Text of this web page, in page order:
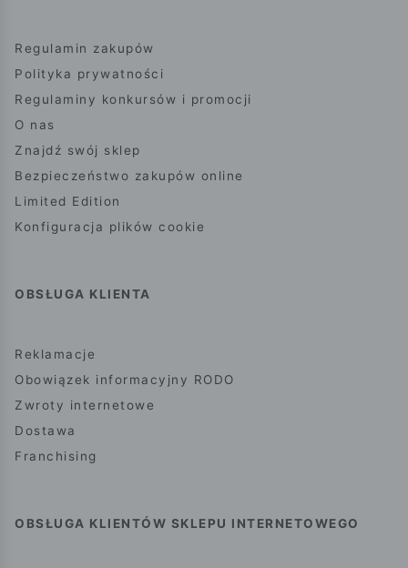
Regulamin zakupów
Polityka prywatności
Regulaminy konkursów i promocji
O nas
Znajdź swój sklep
Bezpieczeństwo zakupów online
Limited Edition
Konfiguracja plików cookie
OBSŁUGA KLIENTA
Reklamacje
Obowiązek informacyjny RODO
Zwroty internetowe
Dostawa
Franchising
OBSŁUGA KLIENTÓW SKLEPU INTERNETOWEGO